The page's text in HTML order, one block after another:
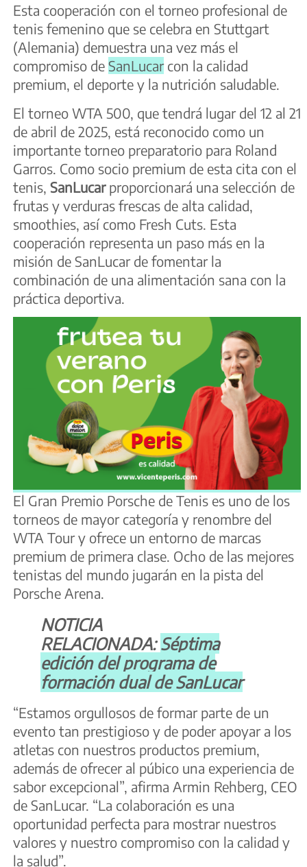
Esta cooperación con el torneo profesional de
tenis femenino que se celebra en Stuttgart
(Alemania) demuestra una vez más el
compromiso de SanLucarcon la calidad
premium, el deporte y la nutrición saludable.
El torneo WTA 500, que tendrá lugar del 12 al 21
de abril de 2025, está reconocido como un
importante torneo preparatorio para Roland
Garros. Como socio premium de esta cita con el
tenis, SanLucarproporcionará una selección de
frutas y verduras frescas de alta calidad,
smoothies, así como Fresh Cuts. Esta
cooperación representa un paso más en la
misión de SanLucar de fomentar la
combinación de una alimentación sana con la
práctica deportiva.
El Gran Premio Porsche de Tenis es uno de los
torneos de mayor categoría y renombre del
WTA Tour y ofrece un entorno de marcas
premium de primera clase. Ocho de las mejores
tenistas del mundo jugarán en la pista del
Porsche Arena.
NOTICIA
RELACIONADA:Séptima
edición del programa de
formación dual de SanLucar
“Estamos orgullosos de formar parte de un
evento tan prestigioso y de poder apoyar a los
atletas con nuestros productos premium,
además de ofrecer al púbico una experiencia de
sabor excepcional”, afirma Armin Rehberg, CEO
de SanLucar. “La colaboración es una
oportunidad perfecta para mostrar nuestros
valores y nuestro compromiso con la calidad y
la salud”.